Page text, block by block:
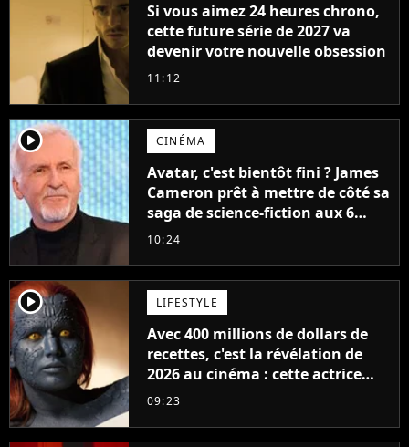
Si vous aimez 24 heures chrono,
cette future série de 2027 va
devenir votre nouvelle obsession
11:12
player2 CINÉMA
Avatar, c'est bientôt fini ? James
Cameron prêt à mettre de côté sa
saga de science-fiction aux 6
milliards de recettes
10:24
player2 LIFESTYLE
Avec 400 millions de dollars de
recettes, c'est la révélation de
2026 au cinéma : cette actrice
adorée prête à remplacer
09:23